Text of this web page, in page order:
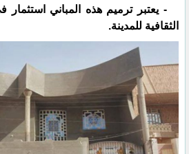
- يعتبر ترميم هذه المباني استثمار
الثقافية للمدينة.